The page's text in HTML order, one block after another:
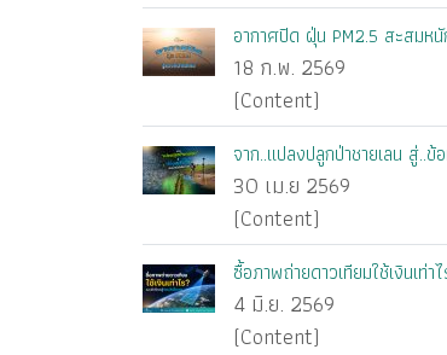
อากาศปิด ฝุ่น PM2.5 สะสมห
18 ก.พ. 2569
(Content)
จาก..แปลงปลูกป่าชายเลน สู่..
30 เม.ย 2569
(Content)
ซื้อภาพถ่ายดาวเทียมใช้เงินเท่
4 มิ.ย. 2569
(Content)